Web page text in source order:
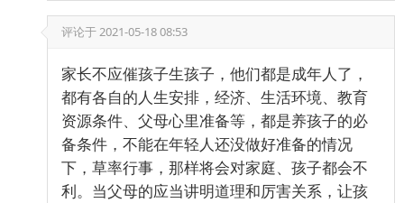
评论于2021-05-18 08:53
家长不应催孩子生孩子，他们都是成年人了，
都有各自的人生安排，经济、生活环境、教育
资源条件、父母心里准备等，都是养孩子的必
备条件，不能在年轻人还没做好准备的情况
下，草率行事，那样将会对家庭、孩子都会不
利。当父母的应当讲明道理和厉害关系，让孩